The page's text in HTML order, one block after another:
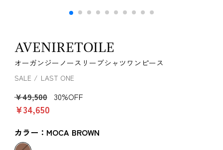
AVENIRETOILE
オーガンジーノースリーブシャツワンピース
SALE LAST ONE
￥49,500 30%OFF
￥34,650
カラー：MOCA BROWN